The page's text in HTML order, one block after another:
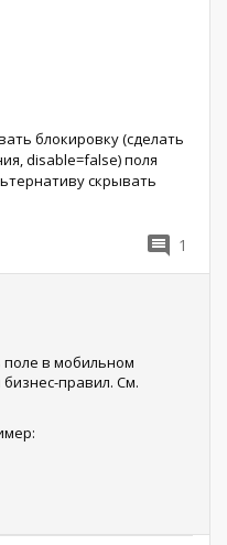
блокировку (сделать
disable=false) поля
скрывать
1
поле в мобильном
правил. См.